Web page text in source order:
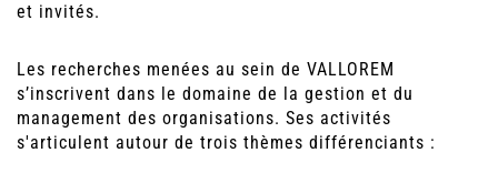
et invités.
Les recherches menées au sein de VALLOREM
s’inscrivent dans le domaine de la gestion et du
management des organisations. Ses activités
s'articulent autour de trois thèmes différenciants :